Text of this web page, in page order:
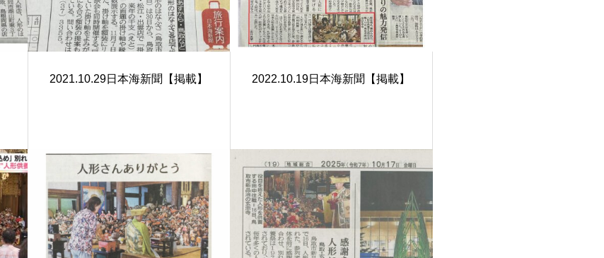
2021.10.29日本海新聞【掲載】 2022.10.19日本海新聞【掲載】